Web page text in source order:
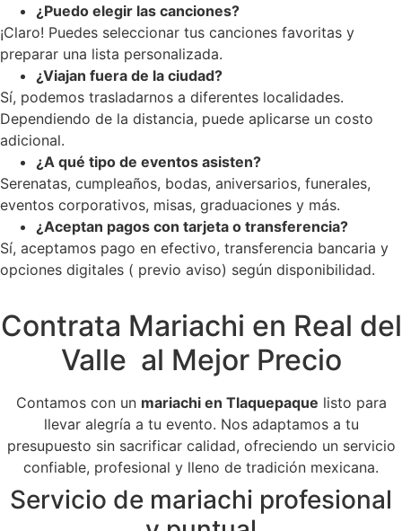
¿Puedo elegir las canciones?
¡Claro! Puedes seleccionar tus canciones favoritas y
preparar una lista personalizada.
¿Viajan fuera de la ciudad?
Sí, podemos trasladarnos a diferentes localidades.
Dependiendo de la distancia, puede aplicarse un costo
adicional.
¿A qué tipo de eventos asisten?
Serenatas, cumpleaños, bodas, aniversarios, funerales,
eventos corporativos, misas, graduaciones y más.
¿Aceptan pagos con tarjeta o transferencia?
Sí, aceptamos pago en efectivo, transferencia bancaria y
opciones digitales ( previo aviso) según disponibilidad.
Contrata Mariachi en Real del
Valle al Mejor Precio
Contamos con un mariachi en Tlaquepaque listo para
llevar alegría a tu evento. Nos adaptamos a tu
presupuesto sin sacrificar calidad, ofreciendo un servicio
confiable, profesional y lleno de tradición mexicana.
Servicio de mariachi profesional